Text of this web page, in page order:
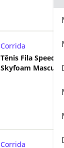
Corrida
Tênis Fila
Skyfoam
Corrida